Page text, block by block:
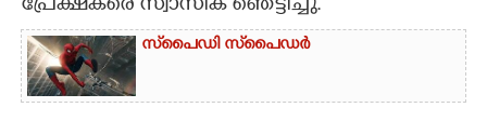
പ്രേക്ഷകരെ സ്വാസിക ഞെട്ടിച്ചു.
സ്‌പൈ‌ഡി സ്‌പൈ‌ഡർ